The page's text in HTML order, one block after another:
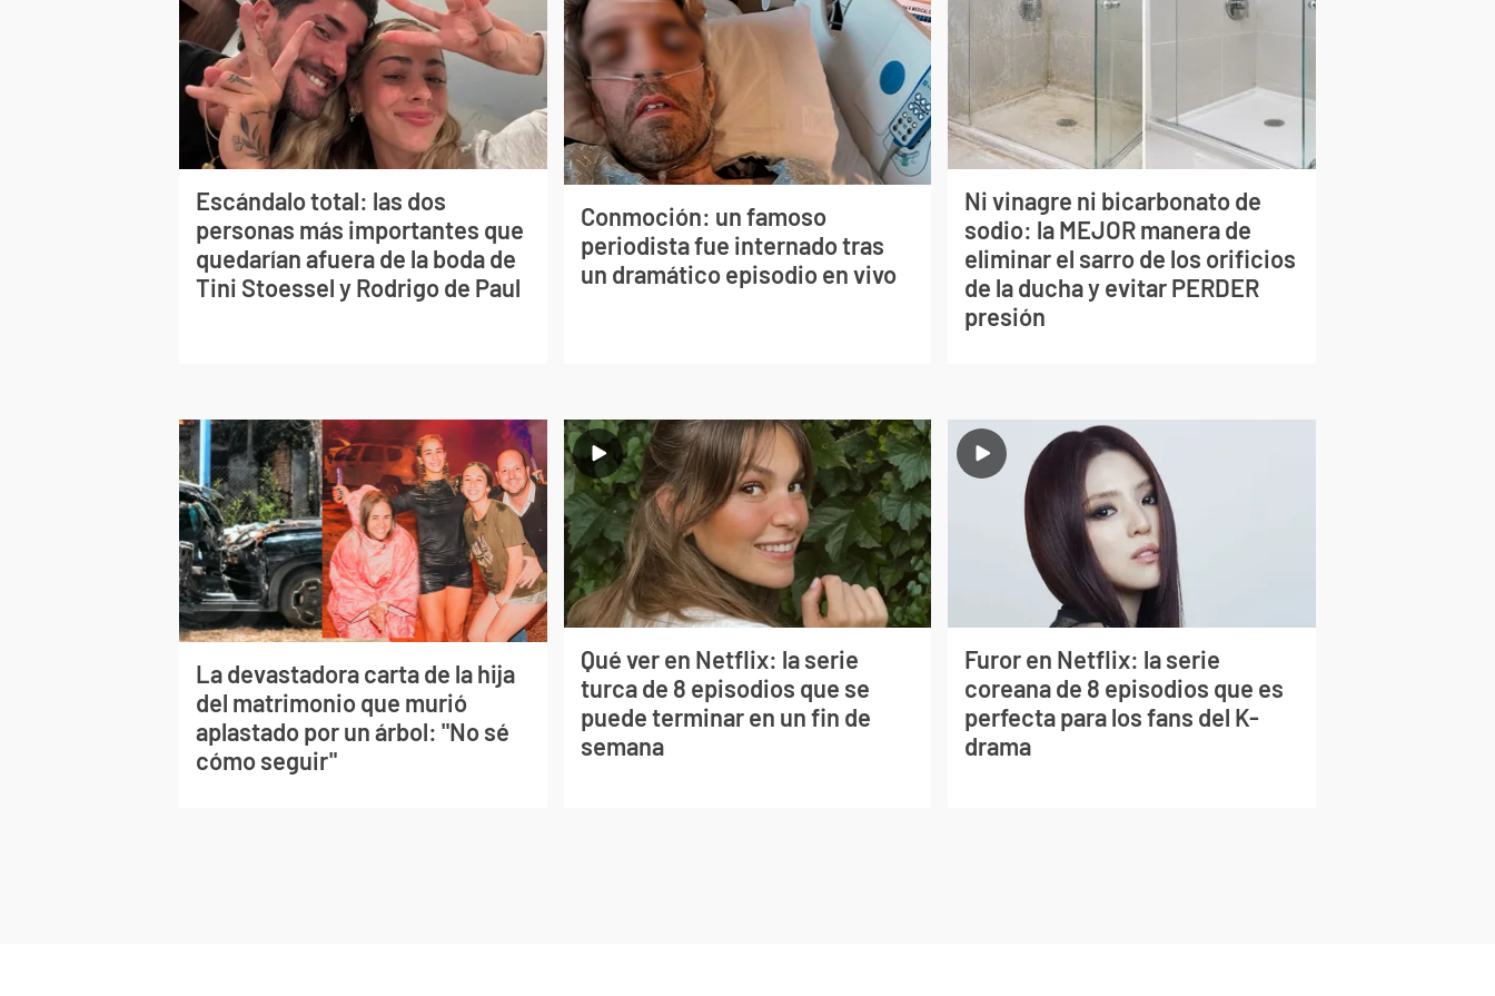
Escándalo total: las dos
personas más importantes que
quedarían afuera de la boda de
Tini Stoessel y Rodrigo de Paul
Conmoción: un famoso
periodista fue internado tras
un dramático episodio en vivo
Ni vinagre ni bicarbonato de
sodio: la MEJOR manera de
eliminar el sarro de los orificios
de la ducha y evitar PERDER
presión
La devastadora carta de la hija
del matrimonio que murió
aplastado por un árbol: "No sé
cómo seguir"
Qué ver en Netflix: la serie
turca de 8 episodios que se
puede terminar en un fin de
semana
Furor en Netflix: la serie
coreana de 8 episodios que es
perfecta para los fans del K-
drama